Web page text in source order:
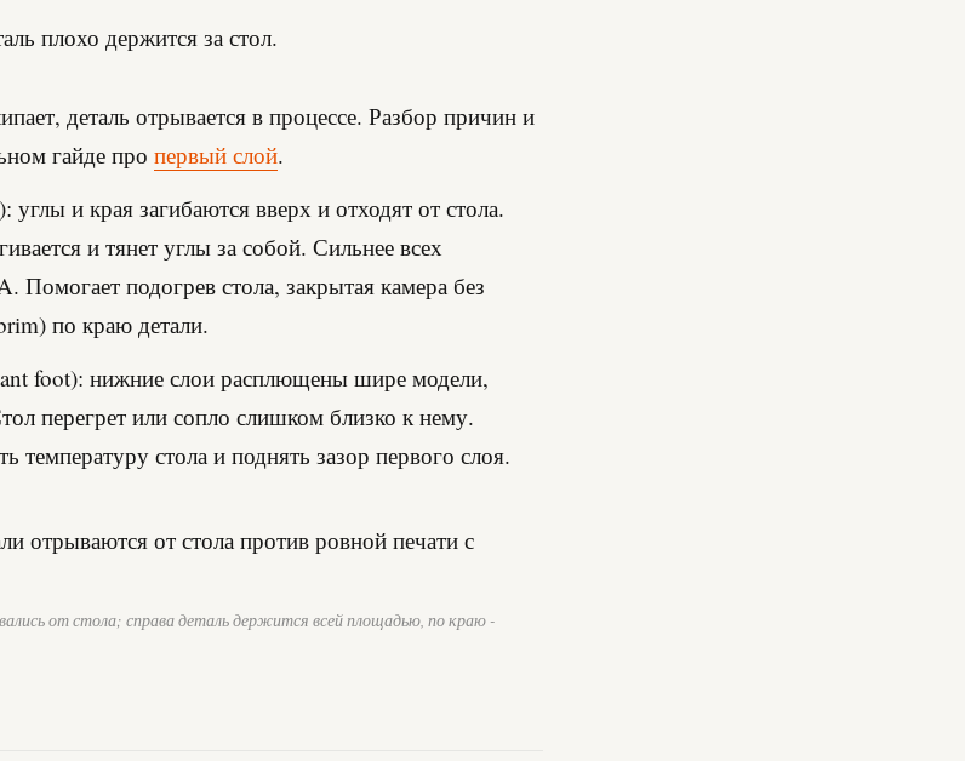
плохо держится за стол.
деталь отрывается в процессе. Разбор причин и
гайде про первый слой.
и края загибаются вверх и отходят от стола.
и тянет углы за собой. Сильнее всех
Помогает подогрев стола, закрытая камера без
по краю детали.
foot): нижние слои расплющены шире модели,
перегрет или сопло слишком близко к нему.
температуру стола и поднять зазор первого слоя.
от стола; справа деталь держится всей площадью, по краю -